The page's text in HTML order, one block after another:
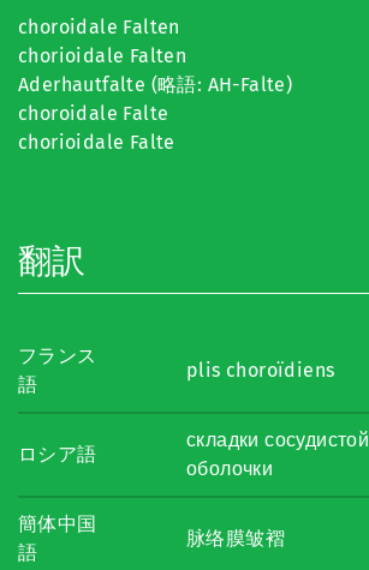
choroidale Falten
chorioidale Falten
Aderhautfalte (略語: AH-Falte)
choroidale Falte
chorioidale Falte
翻訳
フランス
語
plis choroïdiens
ロシア語
складки сосудистой
оболочки
簡体中国
語
脉络膜皱褶